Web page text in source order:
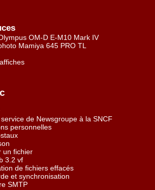
OM-D E-M10 Mark IV
Mamiya 645 PRO TL
de Newsgroupe à la SNCF
personnelles
un fichier
3.2 vf
de fichiers effacés
et synchronisation
SMTP